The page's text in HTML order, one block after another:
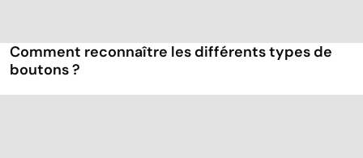
Comment reconnaître les différents types de
boutons ?